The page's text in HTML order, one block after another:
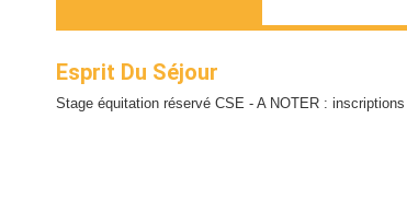
Esprit Du Séjour
Stage équitation réservé CSE - A NOTER :